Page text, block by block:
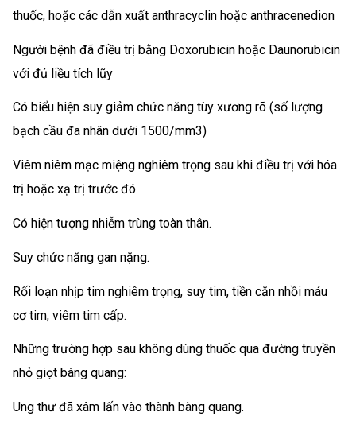
thuốc, hoặc các dẫn xuất anthracyclin hoặc anthracenedion
Người bệnh đã điều trị bằng Doxorubicin hoặc Daunorubicin
với đủ liều tích lũy
Có biểu hiện suy giảm chức năng tùy xương rõ (số lượng
bạch cầu đa nhân dưới 1500/mm3)
Viêm niêm mạc miệng nghiêm trọng sau khi điều trị với hóa
trị hoặc xạ trị trước đó.
Có hiện tượng nhiễm trùng toàn thân.
Suy chức năng gan nặng.
Rối loạn nhịp tim nghiêm trọng, suy tim, tiền căn nhồi máu
cơ tim, viêm tim cấp.
Những trường hợp sau không dùng thuốc qua đường truyền
nhỏ giọt bàng quang:
Ung thư đã xâm lấn vào thành bàng quang.